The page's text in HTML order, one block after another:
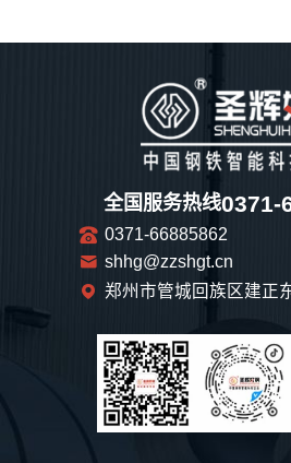
全国服务热线0371-
0371-66885862
shhg@zzshgt.cn
郑州市管城回族区建正